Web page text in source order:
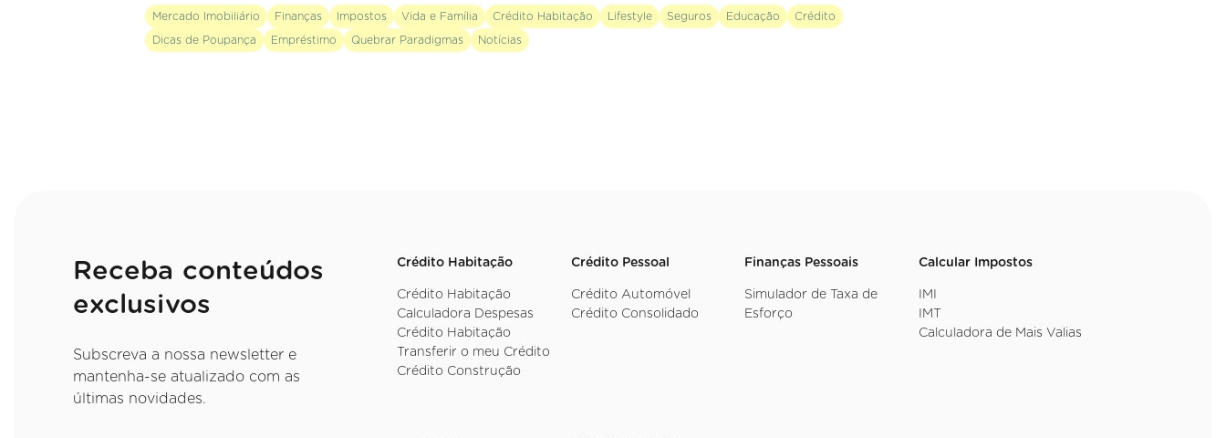
Mercado Imobiliário Finanças Impostos Vida e Família Crédito Habitação Lifestyle Seguros Educação Crédito
Dicas de Poupança Empréstimo Quebrar Paradigmas Notícias
Receba conteúdos
exclusivos
Subscreva a nossa newsletter e
mantenha-se atualizado com as
últimas novidades.
Crédito Habitação
Crédito Habitação
Calculadora Despesas
Crédito Habitação
Transferir o meu Crédito
Crédito Construção
Crédito Pessoal
Crédito Automóvel
Crédito Consolidado
Finanças Pessoais
Simulador de Taxa de
Esforço
Calcular Impostos
IMI
IMT
Calculadora de Mais Valias